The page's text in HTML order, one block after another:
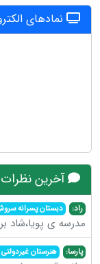
نمادهای
آخرین
راد: دبستان پسرانه
مدرسه ی پویا،شاد
پارسا: هنرستان